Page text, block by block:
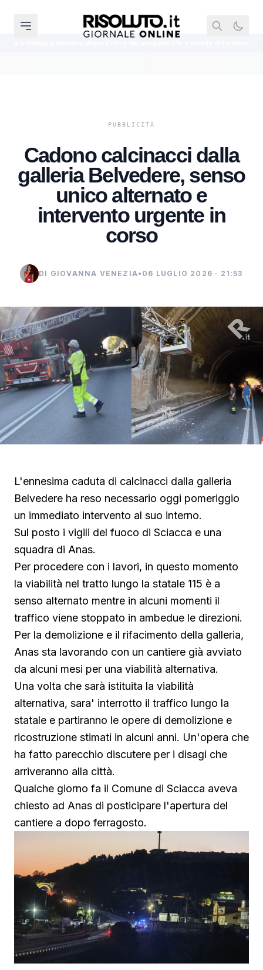
Cadono calcinacci dalla
galleria Belvedere, senso
unico alternato e
intervento urgente in
corso
DI GIOVANNA VENEZIA• 06 LUGLIO 2026 · 21:53
L'ennesima caduta di calcinacci dalla galleria
Belvedere ha reso necessario oggi pomeriggio
un immediato intervento al suo interno.
Sul posto i vigili del fuoco di Sciacca e una
squadra di Anas.
Per procedere con i lavori, in questo momento
la viabilità nel tratto lungo la statale 115 è a
senso alternato mentre in alcuni momenti il
traffico viene stoppato in ambedue le direzioni.
Per la demolizione e il rifacimento della galleria,
Anas sta lavorando con un cantiere già avviato
da alcuni mesi per una viabilità alternativa.
Una volta che sarà istituita la viabilità
alternativa, sara' interrotto il traffico lungo la
statale e partiranno le opere di demolizione e
ricostruzione stimati in alcuni anni. Un'opera che
ha fatto parecchio discutere per i disagi che
arriveranno alla città.
Qualche giorno fa il Comune di Sciacca aveva
chiesto ad Anas di posticipare l'apertura del
cantiere a dopo ferragosto.